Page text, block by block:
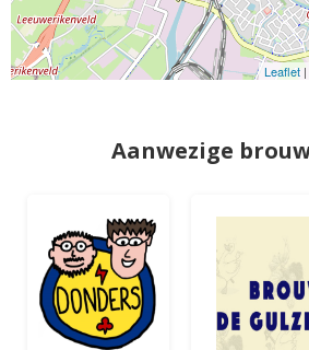
Leaflet
Aanwezige